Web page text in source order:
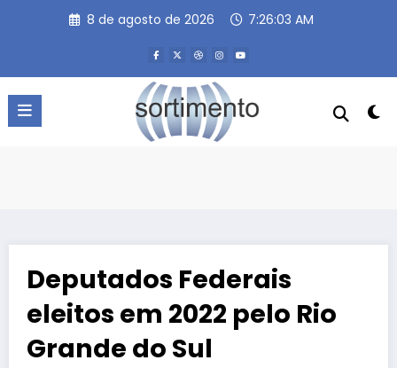
8 de agosto de 2026 7:26:04 AM
Deputados Federais
eleitos em 2022 pelo Rio
Grande do Sul